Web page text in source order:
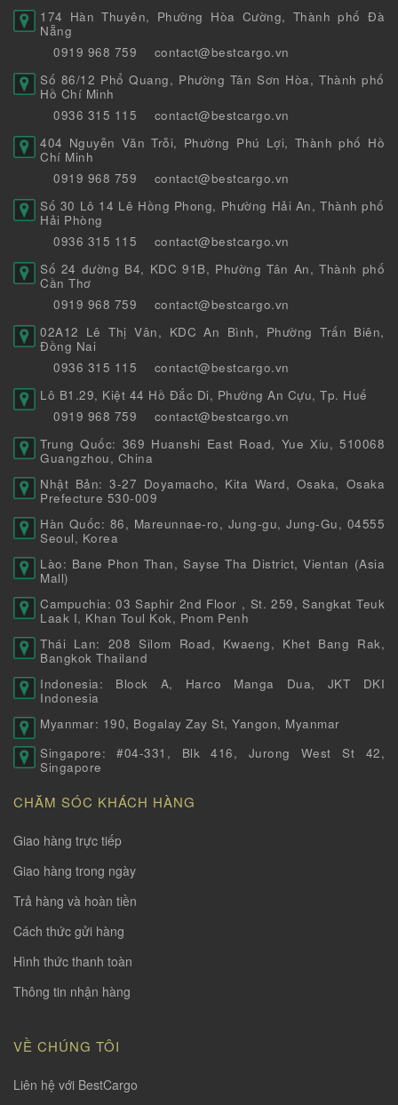
174 Hàn Thuyên, Phường Hòa Cường, Thành phố Đà
Nẵng
0919 968 759
contact@bestcargo.vn
Số 86/12 Phổ Quang, Phường Tân Sơn Hòa, Thành phố
Hồ Chí Minh
0936 315 115
contact@bestcargo.vn
404 Nguyễn Văn Trỗi, Phường Phú Lợi, Thành phố Hồ
Chí Minh
0919 968 759
contact@bestcargo.vn
Số 30 Lô 14 Lê Hồng Phong, Phường Hải An, Thành phố
Hải Phòng
0936 315 115
contact@bestcargo.vn
Số 24 đường B4, KDC 91B, Phường Tân An, Thành phố
Cần Thơ
0919 968 759
contact@bestcargo.vn
02A12 Lê Thị Vân, KDC An Bình, Phường Trấn Biên,
Đồng Nai
0936 315 115
contact@bestcargo.vn
Lô B1.29, Kiệt 44 Hồ Đắc Di, Phường An Cựu, Tp. Huế
0919 968 759
contact@bestcargo.vn
Trung Quốc: 369 Huanshi East Road, Yue Xiu, 510068
Guangzhou, China
Nhật Bản: 3-27 Doyamacho, Kita Ward, Osaka, Osaka
Prefecture 530-009
Hàn Quốc: 86, Mareunnae-ro, Jung-gu, Jung-Gu, 04555
Seoul, Korea
Lào: Bane Phon Than, Sayse Tha District, Vientan (Asia
Mall)
Campuchia: 03 Saphir 2nd Floor , St. 259, Sangkat Teuk
Laak I, Khan Toul Kok, Pnom Penh
Thái Lan: 208 Silom Road, Kwaeng, Khet Bang Rak,
Bangkok Thailand
Indonesia: Block A, Harco Manga Dua, JKT DKI
Indonesia
Myanmar: 190, Bogalay Zay St, Yangon, Myanmar
Singapore: #04-331, Blk 416, Jurong West St 42,
Singapore
CHĂM SÓC KHÁCH HÀNG
Giao hàng trực tiếp
Giao hàng trong ngày
Trả hàng và hoàn tiền
Cách thức gửi hàng
Hình thức thanh toàn
Thông tin nhận hàng
VỀ CHÚNG TÔI
Liên hệ với BestCargo